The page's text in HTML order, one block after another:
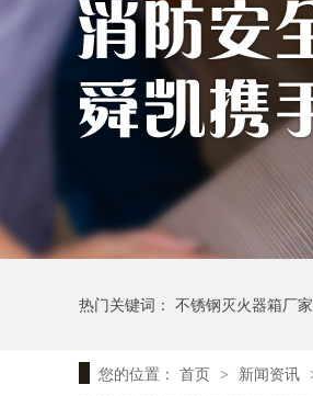
热门关键词： 不锈钢灭火器箱厂家
您的位置： 首页 > 新闻资讯